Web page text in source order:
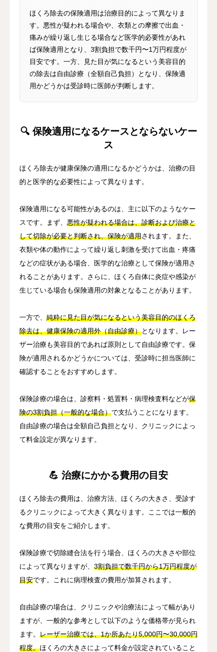
ほくろ除去の保険適用は治療目的によって異なりま
す。悪性が疑われる場合や、衣類との摩擦で出血・
痛みが繰り返し生じる場合など医学的必要性があれ
ば保険適用となり、3割負担で数千円〜1万円程度が
目安です。一方、見た目が気になるという美容目的
の除去は自由診療（全額自己負担）となり、保険適
用かどうかは受診時に医師が判断します。
🔍 保険適用になるケースとならないケー
ス
ほくろ除去が健康保険の適用になるかどうかは、治療の目
的と医学的な必要性によって異なります。
保険適用になる可能性があるのは、主に以下のようなケー
スです。まず、 悪性が疑われる場合は、診断および治療と
して切除が必要と判断され、保険が適用されます。また、
衣類や体の動作によって繰り返し刺激を受けて出血・疼痛
などの症状がある場合、医学的な治療として保険が適用さ
れることがあります。さらに、ほくろ自体に炎症や感染が
生じている場合も保険適用の対象となることがあります。
一方で、 純粋に見た目が気になるという美容目的のほくろ
除去は、健康保険の適用外（自由診療）となります。レー
ザー治療も美容目的であれば原則として自由診療です。保
険が適用されるかどうかについては、受診時に担当医師に
確認することをおすすめします。
保険診療の場合は、診察料・処置料・病理検査料などが保
険の3割負担（一般的な場合）で支払うことになります。
自由診療の場合は全額自己負担となり、クリニックによっ
て料金設定が異なります。
💪 治療にかかる費用の目安
ほくろ除去の費用は、治療方法、ほくろの大きさ、受診す
るクリニックによって大きく異なります。ここでは一般的
な費用の目安をご紹介します。
保険診療で切除縫合法を行う場合、ほくろの大きさや部位
によって異なりますが、 3割負担で数千円から1万円程度が
目安です。これに病理検査の費用が加算されます。
自由診療の場合は、クリニックや治療法によって幅があり
ますが、一般的な参考として以下のような価格帯が見られ
ます。 レーザー治療では、1か所あたり5,000円〜30,000円
程度。ほくろの大きさによって料金が設定されていること